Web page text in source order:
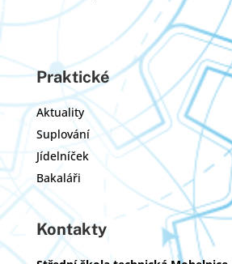
Praktické
Aktuality
Suplování
Jídelníček
Bakaláři
Kontakty